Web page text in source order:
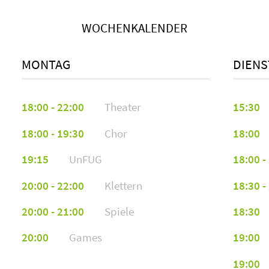
ihr Vorschläge habt, könnt ihr die sehr gerne in den
entgegengenommen werden. Bitte mit vorhandener
Disk oder auf anderen Datenträgern.
pka59982@stud.hs-furtwangen.de
Maria Ganter
mga51344@stud.hs-furtwangen.de
Nelson-saymen Leichsnering
nle47464@stud.hs-furtwangen.de
emi52204@stud.hs-furtwangen.de
WOCHENKALENDER
MONTAG
18:00 - 22:00
Theater
18:00 - 19:30
Chor
19:15
UnFUG
20:00 - 22:00
Klettern
20:00 - 21:00
Spiele
20:00
Games
15:30
18:00
18:00
18:30
18:30
19:00
19:00